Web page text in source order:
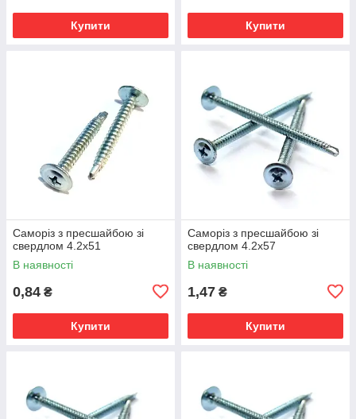
Купити Купити
Саморіз з пресшайбою зі
свердлом 4.2х51
В наявності
0,84 ₴
Купити
Саморіз з пресшайбою зі
свердлом 4.2х57
В наявності
1,47 ₴
Купити